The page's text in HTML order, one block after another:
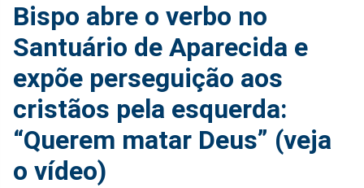
Bispo abre o verbo no
Santuário de Aparecida e
expõe perseguição aos
cristãos pela esquerda:
“Querem matar Deus” (veja
o vídeo)